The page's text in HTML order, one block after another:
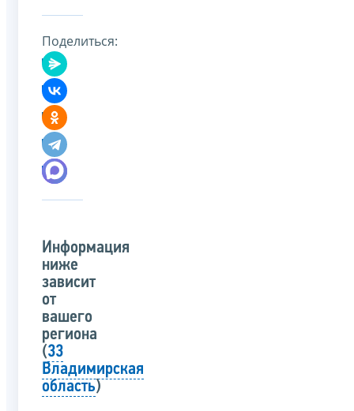
Поделиться:
Информация
ниже
зависит
от
вашего
региона
(33
Владимирская
область)